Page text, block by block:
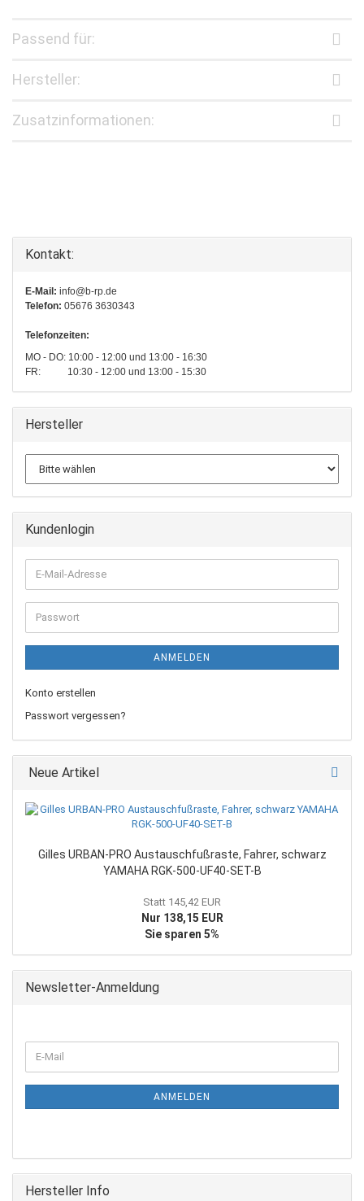
Passend für:
Hersteller:
Zusatzinformationen:
Kontakt:
E-Mail: info@b-rp.de
Telefon: 05676 3630343
Telefonzeiten:
MO - DO: 10:00 - 12:00 und 13:00 - 16:30
FR: 10:30 - 12:00 und 13:00 - 15:30
Hersteller
Kundenlogin
E-
Mail-
Adresse
Passwort
ANMELDEN
Konto erstellen
Passwort vergessen?
Neue Artikel
Gilles URBAN-PRO Austauschfußraste, Fahrer, schwarz
YAMAHA RGK-500-UF40-SET-B
Statt 145,42 EUR
Nur 138,15 EUR
Sie sparen 5%
Newsletter-Anmeldung
ZUR
NEWSLETTER-
E-
Mail
ANMELDEN
Hersteller Info